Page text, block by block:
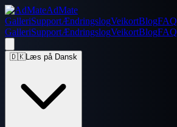
AdMate
GalleriSupportÆndringslogVeikortBlogFAQ
GalleriSupportÆndringslogVeikortBlogFAQ
🇩🇰Læs på Dansk